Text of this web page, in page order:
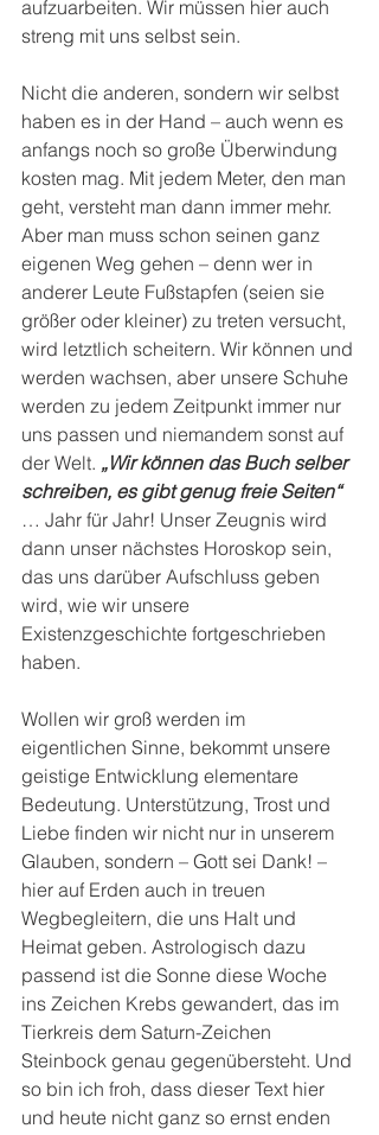
aufzuarbeiten. Wir müssen hier auch
streng mit uns selbst sein.
Nicht die anderen, sondern wir selbst
haben es in der Hand – auch wenn es
anfangs noch so große Überwindung
kosten mag. Mit jedem Meter, den man
geht, versteht man dann immer mehr.
Aber man muss schon seinen ganz
eigenen Weg gehen – denn wer in
anderer Leute Fußstapfen (seien sie
größer oder kleiner) zu treten versucht,
wird letztlich scheitern. Wir können und
werden wachsen, aber unsere Schuhe
werden zu jedem Zeitpunkt immer nur
uns passen und niemandem sonst auf
der Welt. „Wir können das Buch selber
schreiben, es gibt genug freie Seiten“
… Jahr für Jahr! Unser Zeugnis wird
dann unser nächstes Horoskop sein,
das uns darüber Aufschluss geben
wird, wie wir unsere
Existenzgeschichte fortgeschrieben
haben.
Wollen wir groß werden im
eigentlichen Sinne, bekommt unsere
geistige Entwicklung elementare
Bedeutung. Unterstützung, Trost und
Liebe finden wir nicht nur in unserem
Glauben, sondern – Gott sei Dank! –
hier auf Erden auch in treuen
Wegbegleitern, die uns Halt und
Heimat geben. Astrologisch dazu
passend ist die Sonne diese Woche
ins Zeichen Krebs gewandert, das im
Tierkreis dem Saturn-Zeichen
Steinbock genau gegenübersteht. Und
so bin ich froh, dass dieser Text hier
und heute nicht ganz so ernst enden